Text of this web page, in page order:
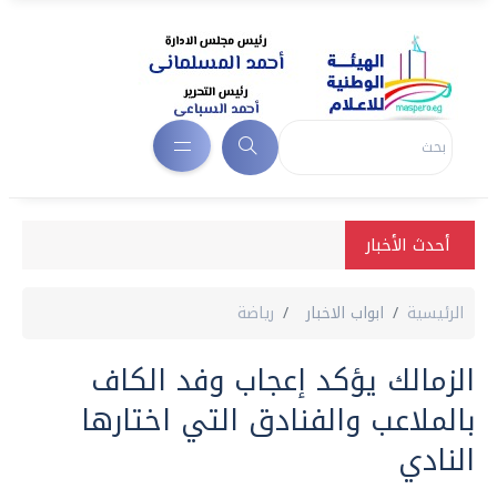
أحدث الأخبار
الرئيسية ابواب الاخبار رياضة
الزمالك يؤكد إعجاب وفد الكاف
بالملاعب والفنادق التي اختارها
النادي